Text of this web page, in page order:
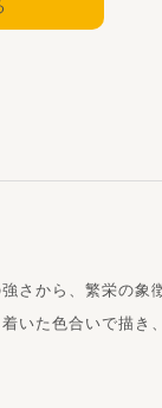
さから、繁栄の象
いた色合いで描き